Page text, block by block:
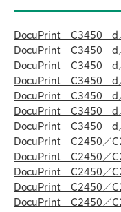
DocuPrint C3450 d
DocuPrint C3450 d
DocuPrint C3450 d
DocuPrint C3450 d
DocuPrint C3450 d
DocuPrint C3450 d
DocuPrint C3450 d
DocuPrint C2450／
DocuPrint C2450／
DocuPrint C2450／
DocuPrint C2450／
DocuPrint C2450／